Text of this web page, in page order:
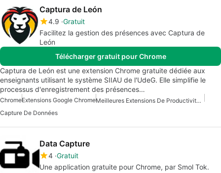
Captura de León
4.9 Gratuit
Facilitez la gestion des présences avec Captura de
León
Télécharger gratuit pour Chrome
Captura de León est une extension Chrome gratuite dédiée aux
enseignants utilisant le système SIIAU de l'UdeG. Elle simplifie le
processus d'enregistrement des présences…
ChromeExtensions Google Chrome
Meilleures Extensions De Productivité Pour Chrome
Capture De Données
Data Capture
4 Gratuit
Une application gratuite pour Chrome, par Smol Tok.